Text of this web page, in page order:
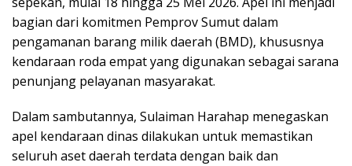
bagian dari komitmen Pemprov Sumut dalam
pengamanan barang milik daerah (BMD), khususnya
kendaraan roda empat yang digunakan sebagai sarana
penunjang pelayanan masyarakat.
Dalam sambutannya, Sulaiman Harahap menegaskan
apel kendaraan dinas dilakukan untuk memastikan
seluruh aset daerah terdata dengan baik dan